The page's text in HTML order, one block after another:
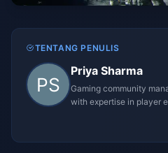
TENTANG PENULIS
Priya Sharma
Gaming community
with expertise in player